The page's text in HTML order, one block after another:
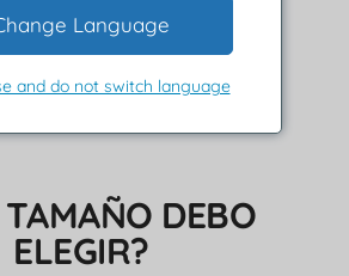
DEBO
ELEGIR?
Language
and do not switch language